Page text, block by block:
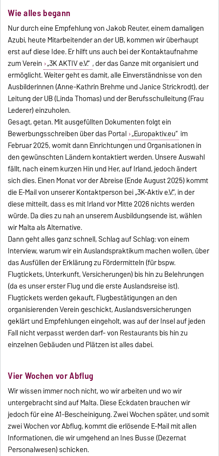
Wie alles begann
Nur durch eine Empfehlung von Jakob Reuter, einem damaligen
Azubi, heute Mitarbeitender an der UB, kommen wir überhaupt
erst auf diese Idee. Er hilft uns auch bei der Kontaktaufnahme
zum Verein „3K AKTIV e.V.“ , der das Ganze mit organisiert und
ermöglicht. Weiter geht es damit, alle Einverständnisse von den
Ausbilderinnen (Anne-Kathrin Brehme und Janice Strickrodt), der
Leitung der UB (Linda Thomas) und der Berufsschulleitung (Frau
Lederer) einzuholen.
Gesagt, getan. Mit ausgefüllten Dokumenten folgt ein
Bewerbungsschreiben über das Portal „Europaktiv.eu“ im
Februar 2025, womit dann Einrichtungen und Organisationen in
den gewünschten Ländern kontaktiert werden. Unsere Auswahl
fällt, nach einem kurzen Hin und Her, auf Irland, jedoch ändert
sich dies. Einen Monat vor der Abreise (Ende August 2025) kommt
die E-Mail von unserer Kontaktperson bei „3K-Aktiv e.V.“, in der
diese mitteilt, dass es mit Irland vor Mitte 2026 nichts werden
würde. Da dies zu nah an unserem Ausbildungsende ist, wählen
wir Malta als Alternative.
Dann geht alles ganz schnell, Schlag auf Schlag: von einem
Interview, warum wir ein Auslandspraktikum machen wollen, über
das Ausfüllen der Erklärung zu Fördermitteln (für bspw.
Flugtickets, Unterkunft, Versicherungen) bis hin zu Belehrungen
(da es unser erster Flug und die erste Auslandsreise ist).
Flugtickets werden gekauft, Flugbestätigungen an den
organisierenden Verein geschickt, Auslandsversicherungen
geklärt und Empfehlungen eingeholt, was auf der Insel auf jeden
Fall nicht verpasst werden darf- von Restaurants bis hin zu
einzelnen Gebäuden und Plätzen ist alles dabei.
Vier Wochen vor Abflug
Wir wissen immer noch nicht, wo wir arbeiten und wo wir
untergebracht sind auf Malta. Diese Eckdaten brauchen wir
jedoch für eine A1-Bescheinigung. Zwei Wochen später, und somit
zwei Wochen vor Abflug, kommt die erlösende E-Mail mit allen
Informationen, die wir umgehend an Ines Busse (Dezernat
Personalwesen) schicken.